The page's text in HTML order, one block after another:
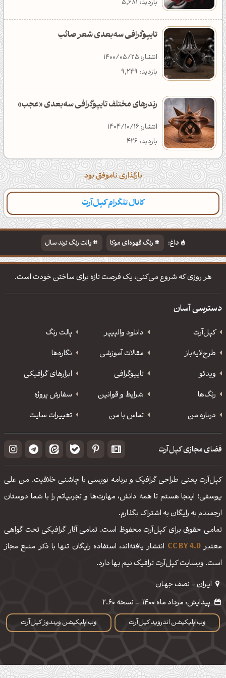
بازدید: 5,681
تایپوگرافی سه‌بعدی شعر صائب
انتشار: 1400/05/25
بازدید: 9,249
رندرهای مختلف تایپوگرافی سه‌بعدی «عجب»
انتشار: 1404/10/16
بازدید: 426
بارگذاری ناموفق بود
کانال تلگرام کپل‌آرت
دسته‌بندی مطالب تازه تایپوگرافی پالت‌ها
داغ: رنگ قهوه‌ای موکا
پالت رنگ ترند سال
دانلود والپیپر مذهبی
تایپوگرافی شعر مولانا
هر روزی که شروع می‌کنی، یک فرصت تازه برای ساختن خودت است.
دسترسی آسان
کپل‌آرت دانلود‌ والپیپر
پالت رنگ
طرح‌لایه‌باز
مقالات آموزشی
نگاره‌ها
ویدئو
‌تایپوگرافی
ابزارهای گرافیکی
رنگ‌ها
شرایط و قوانین
سفارش پروژه
درباره من
تماس با من تغییرات سایت
فضای مجازی کپل‌آرت
کپل‌آرت یعنی طراحی گرافیک و برنامه نویسی با چاشنی خلاقیت. من علی
یوسفی؛ اینجا هستم تا همه دانش، مهارت‌‌ها و تجربیاتم را با شما دوستان
ارجمندم به رایگان به اشتراک بگذارم.
تمامی حقوق برای کپل‌آرت محفوظ است. تمامی آثار گرافیکی تحت گواهی
معتبرCC BY 4.0 انتشار یافته‌اند، استفاده رایگان تنها با ذکر منبع مجاز
است. وبسایت کپل‌آرت ترافیک نیم بها دارد.
ایـران - نصف جهـان
وب‌اپلیکیشن اندروید کپل‌آرت وب‌اپلیکیشن ویندوز کپل‌آرت
پیدایش: مرداد ماه 1400 - نسخه 2.60